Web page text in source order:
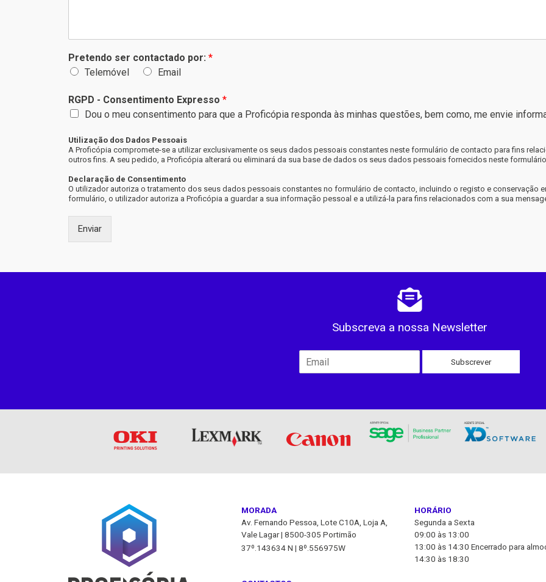
Pretendo ser contactado por: *
Telemóvel
Email
RGPD - Consentimento Expresso *
Dou o meu consentimento para que a Proficópia responda às minhas questões, bem como, me envie
Utilização dos Dados Pessoais
A Proficópia compromete-se a utilizar exclusivamente os seus dados pessoais constantes neste formulário de contacto para fins
outros fins. A seu pedido, a Proficópia alterará ou eliminará da sua base de dados os seus dados pessoais fornecidos neste
Declaração de Consentimento
O utilizador autoriza o tratamento dos seus dados pessoais constantes no formulário de contacto, incluindo o registo e conservação
formulário, o utilizador autoriza a Proficópia a guardar a sua informação pessoal e a utilizá-la para fins relacionados com a sua
Enviar
Subscreva a nossa Newsletter
Subscrever
MORADA
Av. Fernando Pessoa, Lote C10A, Loja A,
Vale Lagar | 8500-305 Portimão
37º.143634 N | 8º.556975W
HORÁRIO
Segunda a Sexta
09:00 às 13:00
13:00 às 14:30 Encerrado para
14:30 às 18:30